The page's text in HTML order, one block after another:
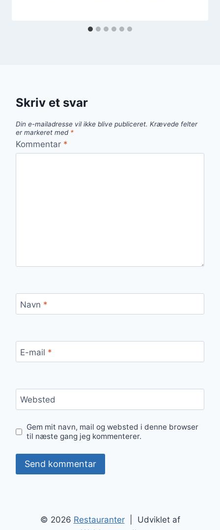
Skriv et svar
Din e-mailadresse vil ikke blive publiceret. Krævede felter
er markeret med *
Kommentar *
Navn *
E-mail *
Websted
Gem mit navn, mail og websted i denne browser
til næste gang jeg kommenterer.
© 2026 Restauranter| Udviklet af